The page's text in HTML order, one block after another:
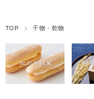
TOP 干物・乾物